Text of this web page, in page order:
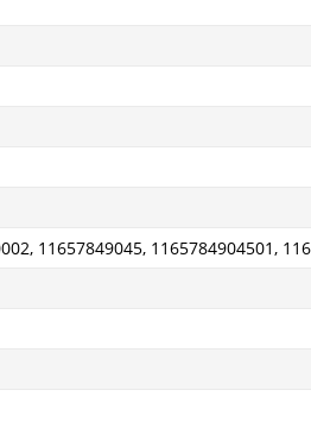
11657849045, 1165784904501,